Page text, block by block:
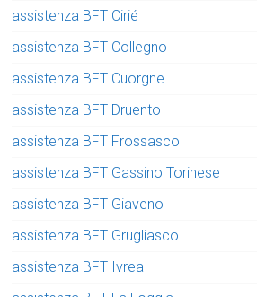
assistenza BFT Cirié
assistenza BFT Collegno
assistenza BFT Cuorgne
assistenza BFT Druento
assistenza BFT Frossasco
assistenza BFT Gassino Torinese
assistenza BFT Giaveno
assistenza BFT Grugliasco
assistenza BFT Ivrea